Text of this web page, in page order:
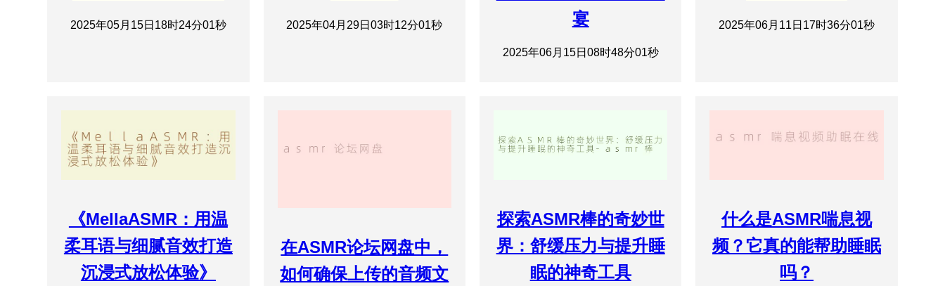
2025年05月15日18时24分01秒 2025年04月29日03时12分01秒
宴
2025年06月15日08时48分01秒
2025年06月11日17时36分01秒
《MellaASMR：用温
柔耳语与细腻音效打造
沉浸式放松体验》
在ASMR论坛网盘中，
如何确保上传的音频文
探索ASMR棒的奇妙世
界：舒缓压力与提升睡
眠的神奇工具
什么是ASMR喘息视
频？它真的能帮助睡眠
吗？